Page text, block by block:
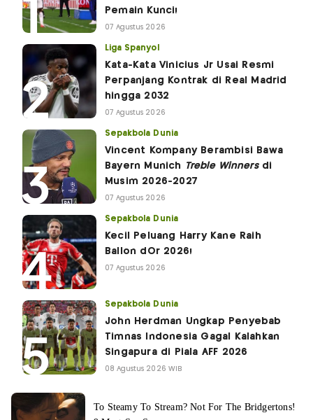
Pemain Kunci!
07 Agustus 2026
Liga Spanyol
Kata-Kata Vinicius Jr Usai Resmi
Perpanjang Kontrak di Real Madrid
hingga 2032
07 Agustus 2026
Sepakbola Dunia
Vincent Kompany Berambisi Bawa
Bayern Munich
Treble Winnersdi
Musim 2026-2027
07 Agustus 2026
Sepakbola Dunia
Kecil Peluang Harry Kane Raih
Ballon dOr 2026!
07 Agustus 2026
Sepakbola Dunia
John Herdman Ungkap Penyebab
Timnas Indonesia Gagal Kalahkan
Singapura di Piala AFF 2026
08 Agustus 2026 WIB